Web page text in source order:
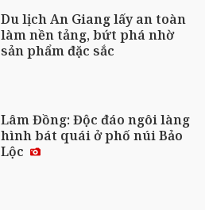
Du lịch An Giang lấy an toàn
làm nền tảng, bứt phá nhờ
sản phẩm đặc sắc
Lâm Đồng: Độc đáo ngôi làng
hình bát quái ở phố núi Bảo
Lộc